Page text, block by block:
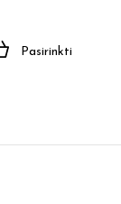
Pasirinkti